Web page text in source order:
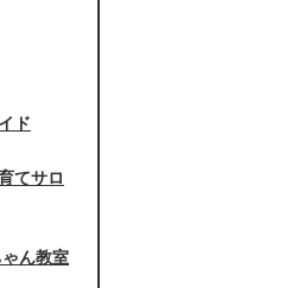
ド
てサロ
ん教室